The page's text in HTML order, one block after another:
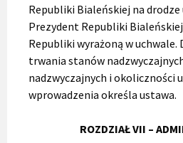
Republiki Bialeńskiej na drodze
Prezydent Republiki
Republiki wyrażoną w uchwale.
trwania stanów
nadzwyczajnych i okoliczności
wprowadzenia określa ustawa.
ROZDZIAŁ VII –